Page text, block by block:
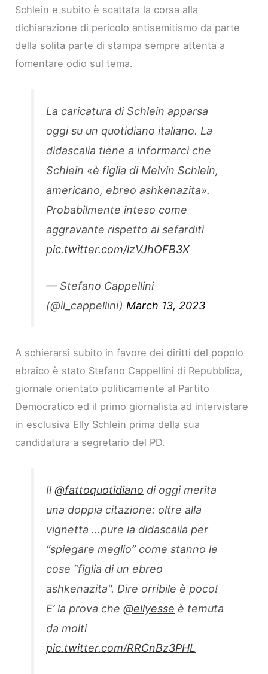
Schlein e subito è scattata la corsa alla
dichiarazione di pericolo antisemitismo da parte
della solita parte di stampa sempre attenta a
fomentare odio sul tema.
La caricatura di Schlein apparsa
oggi su un quotidiano italiano. La
didascalia tiene a informarci che
Schlein «è figlia di Melvin Schlein,
americano, ebreo ashkenazita».
Probabilmente inteso come
aggravante rispetto ai sefarditi
pic.twitter.com/lzVJhOFB3X
— Stefano Cappellini
(@il_cappellini)March 13, 2023
A schierarsi subito in favore dei diritti del popolo
ebraico è stato Stefano Cappellini di Repubblica,
giornale orientato politicamente al Partito
Democratico ed il primo giornalista ad intervistare
in esclusiva Elly Schlein prima della sua
candidatura a segretario del PD.
Il@fattoquotidiano di oggi merita
una doppia citazione: oltre alla
vignetta …pure la didascalia per
“spiegare meglio” come stanno le
cose “figlia di un ebreo
ashkenazita". Dire orribile è poco!
E’ la prova che@ellyesse è temuta
da molti
pic.twitter.com/RRCnBz3PHL